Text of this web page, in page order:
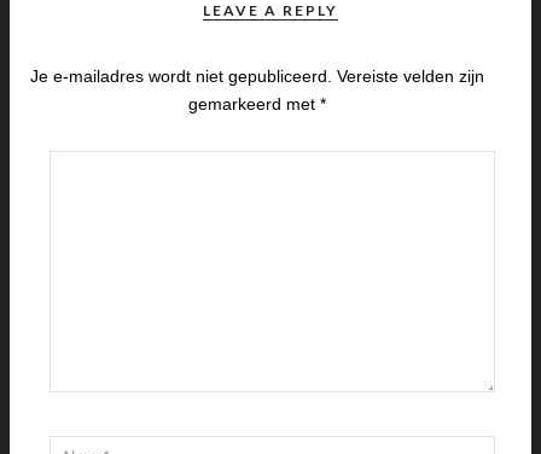
LEAVE A REPLY
Je e-mailadres wordt niet gepubliceerd. Vereiste velden zijn
gemarkeerd met*